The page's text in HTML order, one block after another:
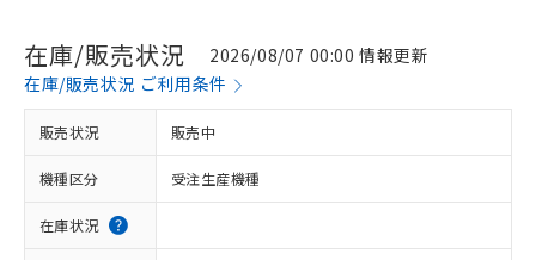
在庫/販売状況
2026/08/07 00:00 情報更新
在庫/販売状況 ご利用条件
販売状況 販売中
機種区分 受注生産機種
在庫状況